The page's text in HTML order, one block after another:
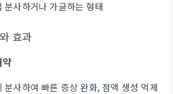
분사하거나 가글하는 형태
효과
분사하여 빠른 증상 완화, 점액 생성 억제